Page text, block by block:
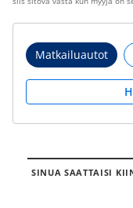
Matkailuautot
SINUA SAATTAISI